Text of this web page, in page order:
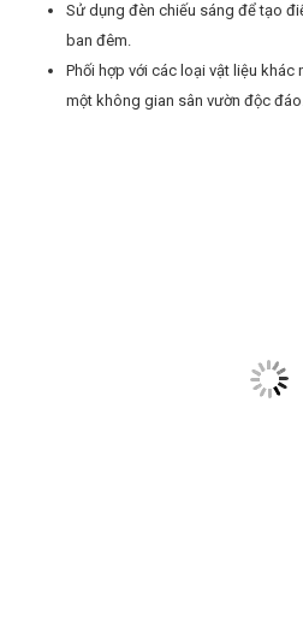
Sử dụng đèn chiếu sáng để tạo
ban đêm.
Phối hợp với các loại vật liệu khác
một không gian sân vườn độc